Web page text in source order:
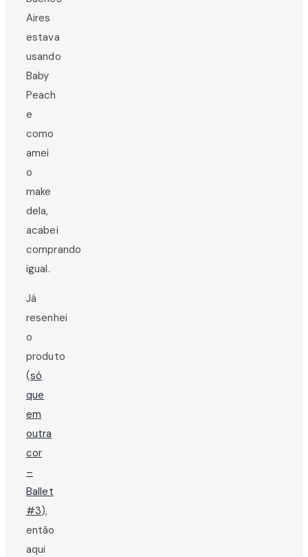
Aires
estava
usando
Baby
Peach
e
como
amei
o
make
dela,
acabei
comprando
igual.
Já
resenhei
o
produto
(só
que
em
outra
cor
–
Ballet
#3),
então
aqui